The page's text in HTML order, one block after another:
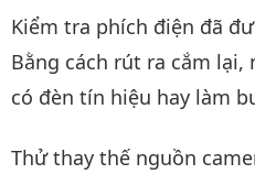
Kiểm tra phích điện đã
Bằng cách rút ra cắm lại,
có đèn tín hiệu hay làm
Thử thay thế nguồn